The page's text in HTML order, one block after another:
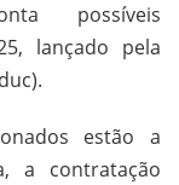
possíveis
lançado pela
estão a
a contratação